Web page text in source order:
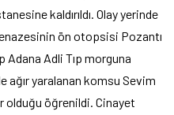
kaldırıldı. Olay yerinde
ön otopsisi Pozantı
Adana Adli Tıp morguna
ağır yaralanan komsu Sevim
olduğu öğrenildi. Cinayet